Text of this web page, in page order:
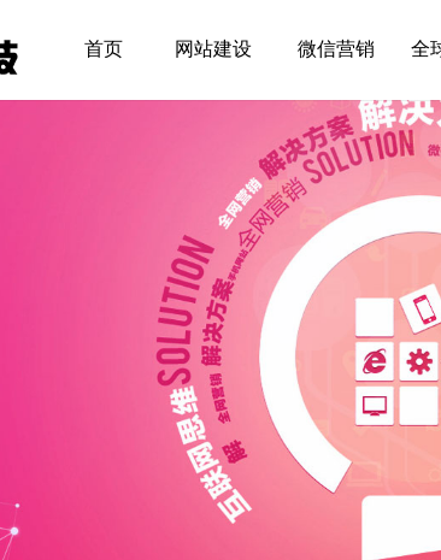
首页 网站建设 微信营销 全